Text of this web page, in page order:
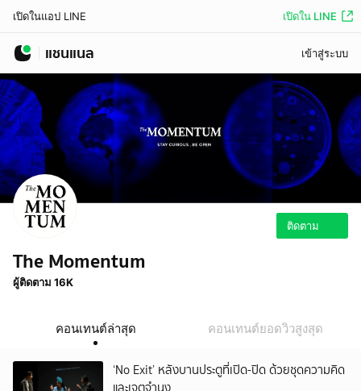
เปิดในแอป LINE เปิดใน LINE
แชนแนล เข้าสู่ระบบ
ติดตาม
The Momentum
ผู้ติดตาม 16K
คอนเทนต์ล่าสุด คอนเทนต์ยอดวิวสูงสุด
‘No Exit’ หลังบานประตูที่เปิด-ปิด ด้วยชุดความคิด